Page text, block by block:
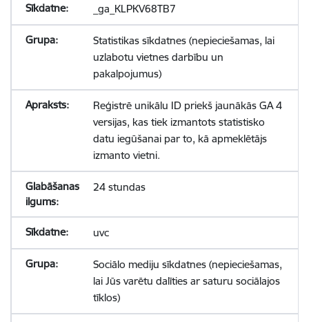
_ga_KLPKV68TB7
Statistikas sīkdatnes (nepieciešamas, lai
uzlabotu vietnes darbību un
pakalpojumus)
Reģistrē unikālu ID priekš jaunākās GA 4
versijas, kas tiek izmantots statistisko
datu iegūšanai par to, kā apmeklētājs
izmanto vietni.
24 stundas
uvc
Sociālo mediju sīkdatnes (nepieciešamas,
lai Jūs varētu dalīties ar saturu sociālajos
tīklos)